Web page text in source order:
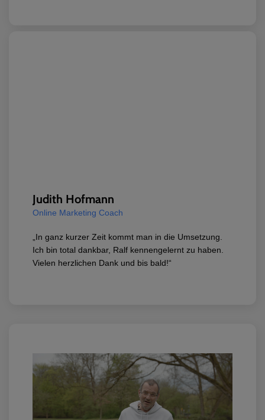
Judith Hofmann
Online Marketing Coach
„In ganz kurzer Zeit kommt man in die Umsetzung.
Ich bin total dankbar, Ralf kennengelernt zu haben.
Vielen herzlichen Dank und bis bald!“